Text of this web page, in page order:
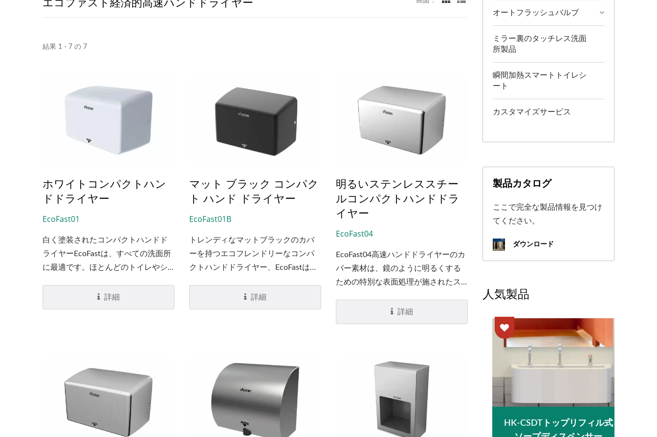
結果 1 - 7 の 7
ホワイトコンパクトハン
ドドライヤー
EcoFast01
白く塗装されたコンパクトハンドド
ライヤーEcoFastは、すべての洗面所
に最適です。ほとんどのトイレやシ
に優しい白いハンドドライヤーを設
置することで、公共のトイレデザイ
詳細
マット ブラック コンパク
ト ハンド ドライヤー
EcoFast01B
トレンディなマットブラックのカバ
ーを持つエコフレンドリーなコンパ
クトハンドドライヤー、EcoFastは、
イナーの間で高い需要のある衛生製
品となっています。EcoFastハンドド
能にします。
詳細
明るいステンレススチー
ルコンパクトハンドドラ
イヤー
EcoFast04
EcoFast04高速ハンドドライヤーのカ
バー素材は、鏡のように明るくする
ための特別な表面処理が施されたス
詳細
オートフラッシュバルブ
ミラー裏のタッチレス洗面
所製品
瞬間加熱スマートトイレシ
ート
カスタマイズサービス
製品カタログ
ここで完全な製品情報を見つけ
てください。
ダウンロード
人気製品
EcoHygiene高速ハンドドライ
HK-CSDTトップリフィル式
EcoHygiene高速ハンドドライ
HK-CSDTトップリフィル式